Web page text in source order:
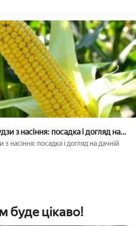
з насіння: посадка і догляд на
насіння: посадка і догляд на дачній
буде цікаво!